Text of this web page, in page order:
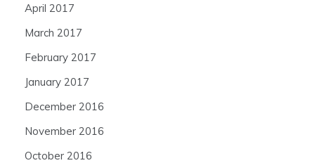
April 2017
March 2017
February 2017
January 2017
December 2016
November 2016
October 2016